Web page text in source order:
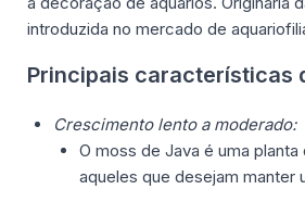
introduzida no mercado de
Principais características
Crescimento lento a moderado:
O moss de Java é uma
aqueles que desejam manter